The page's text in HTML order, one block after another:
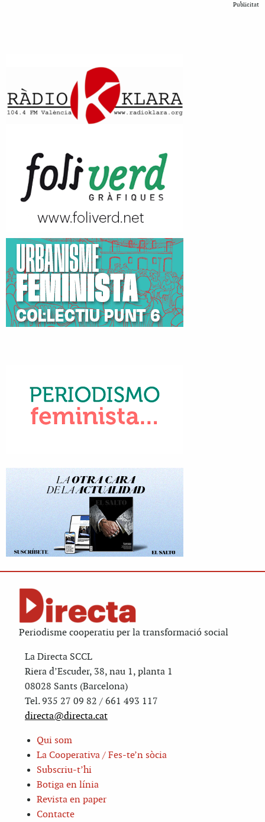
Publicitat
Periodisme cooperatiu per la transformació social
La Directa SCCL
Riera d’Escuder, 38, nau 1, planta 1
08028 Sants (Barcelona)
Tel. 935 27 09 82 / 661 493 117
directa@directa.cat
Qui som
La Cooperativa / Fes-te’n sòcia
Subscriu-t’hi
Botiga en línia
Revista en paper
Contacte